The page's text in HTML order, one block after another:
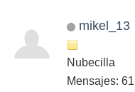
mikel_13
Nubecilla
Mensajes: 61